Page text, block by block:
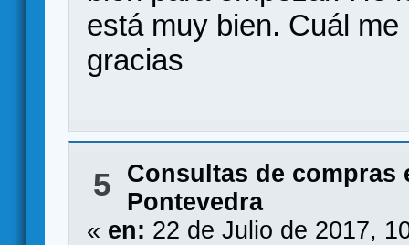
está muy bien. Cuál
gracias
5
Consultas de compras
Pontevedra
« en: 22 de Julio de 2017,